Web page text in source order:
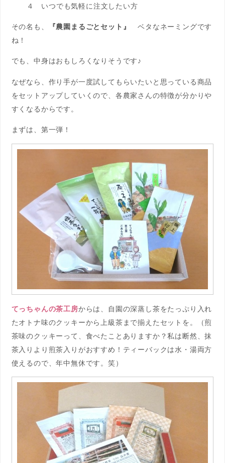
４ いつでも気軽に注文したい方
その名も、 『農園まるごとセット』
ベタなネーミングです
ね！
でも、中身はおもしろくなりそうです♪
なぜなら、作り手が一度試してもらいたいと思っている商品
をセットアップしていくので、各農家さんの特徴が分かりや
すくなるからです。
まずは、第一弾！
てっちゃんの茶工房からは、自園の深蒸し茶をたっぷり入れ
たオトナ味のクッキーから上級茶まで揃えたセットを。（煎
茶味のクッキーって、食べたことありますか？私は断然、抹
茶入りより煎茶入りがおすすめ！ティーバックは水・湯両方
使えるので、年中無休です。笑）